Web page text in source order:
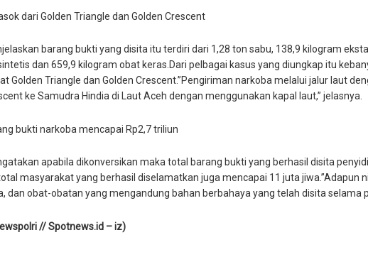
dari Golden Triangle dan Golden Crescent
barang bukti yang disita itu terdiri dari 1,28 ton sabu, 138,9 kilogram
dan 659,9 kilogram obat keras.Dari pelbagai kasus yang diungkap itu
Golden Triangle dan Golden Crescent.”Pengiriman narkoba melalui jalur laut
ke Samudra Hindia di Laut Aceh dengan menggunakan kapal laut,” jelasnya.
bukti narkoba mencapai Rp2,7 triliun
apabila dikonversikan maka total barang bukti yang berhasil disita
masyarakat yang berhasil diselamatkan juga mencapai 11 juta jiwa.”Adapun
dan obat-obatan yang mengandung bahan berbahaya yang telah disita selama
// Spotnews.id – iz)